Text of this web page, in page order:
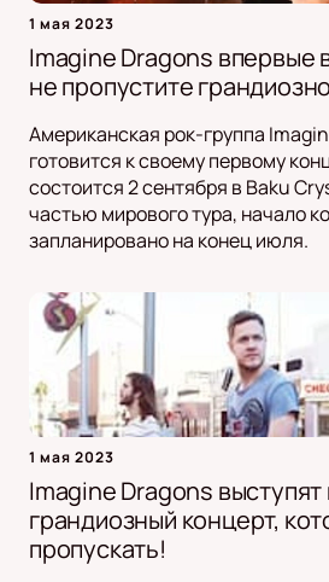
1 мая 2023
Imagine Dragons впервые
не пропустите
Американская рок-группа
готовится к своему первому
состоится 2 сентября в Baku
частью мирового тура, начало
запланировано на конец июля.
1 мая 2023
Imagine Dragons выступят
грандиозный концерт,
пропускать!